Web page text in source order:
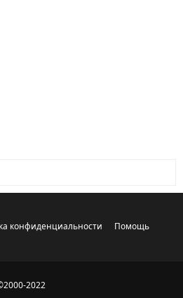
конфиденциальности
Помощь
2022